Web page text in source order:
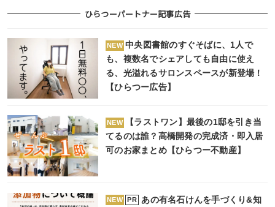
ひらつーパートナー記事広告
NEW 中央図書館のすぐそばに、1人で
も、複数名でシェアしても自由に使え
る、光溢れるサロンスペースが新登場！
【ひらつー広告】
NEW
【ラストワン】最後の1邸を引き当
てるのは誰？高橋開発の完成済・即入居
可のお家まとめ【ひらつー不動産】
NEW PR あの有名石けんを手づくり&知